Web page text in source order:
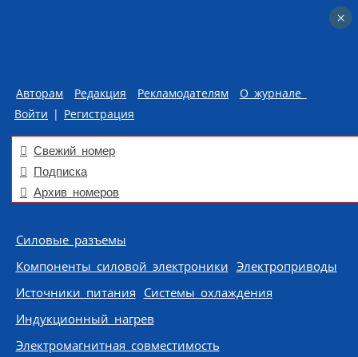
Авторам Редакция Рекламодателям
О журнале
Войти | Регистрация
Свежий номер
Подписка
Архив номеров
Skip to content
Силовые разъемы
Компоненты силовой электроники Электроприводы
Источники питания Системы охлаждения
Индукционный нагрев
Электромагнитная совместимость
×
×